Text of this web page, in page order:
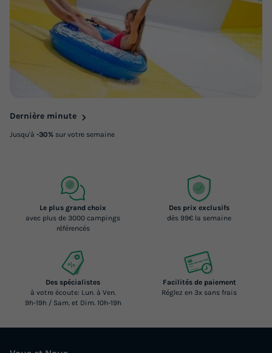
Dernière minute
Jusqu'à -30% sur votre semaine
Le plus grand choix
avec plus de 3000 campings
référencés
Des prix exclusifs
dès 99€ la semaine
Des spécialistes
à votre écoute: Lun. à Ven.
9h-19h / Sam. et Dim. 10h-19h
Facilités de paiement
Réglez en 3x sans frais